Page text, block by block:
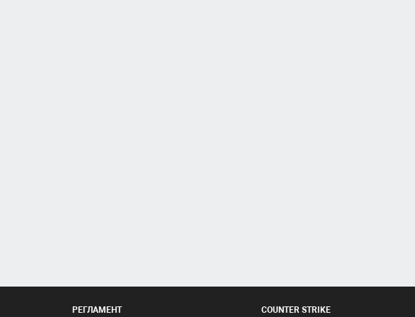
РЕГЛАМЕНТ COUNTER STRIKE